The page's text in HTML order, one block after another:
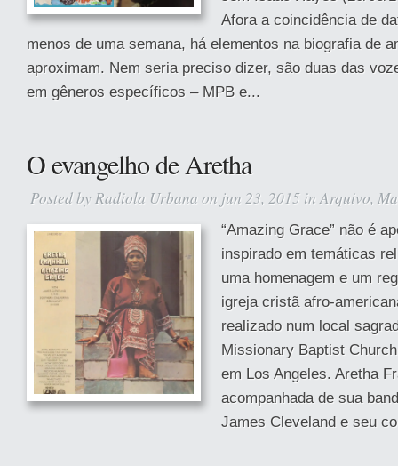
Afora a coincidência de
menos de uma semana, há elementos na biografia de
aproximam. Nem seria preciso dizer, são duas das
em gêneros específicos – MPB e...
O evangelho de Aretha
Posted by Radiola Urbana on jun 23, 2015 inArquivo,
“Amazing Grace” não é
inspirado em temáticas
uma homenagem e um
igreja cristã afro-
realizado num local
Missionary Baptist
em Los Angeles. Aretha
acompanhada de sua
James Cleveland e seu